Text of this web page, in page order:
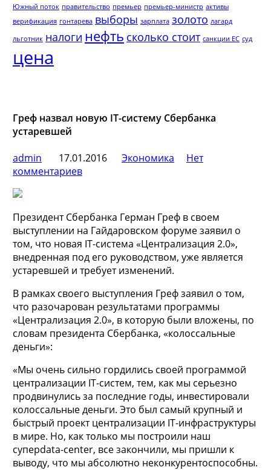
Южный поток правительство премьер премьер-министр активы
верификация гонтарева выборы зарплата золото лагард
льготник налоги нефть сколько стоит санкции ЕС суд
цена
Греф назвал новую IT-систему Сбербанка
устаревшей
admin
17.01.2016 Экономика
Нет
комментариев
Президент Сбербанка Герман Греф в своем
выступлении на Гайдаровском форуме заявил о
том, что новая IT-система «Централизация 2.0»,
внедренная под его руководством, уже является
устаревшей и требует изменений.
В рамках своего выступления Греф заявил о том,
что разочарован результатами программы
«Централизация 2.0», в которую были вложены, по
словам президента Сбербанка, «колоссальные
деньги»:
«Мы очень сильно гордились своей программой
централизации IT-систем, тем, как мы серьезно
продвинулись за последние годы, инвестировали
колоссальные деньги. Это был самый крупный и
быстрый проект централизации IT-инфраструктуры
в мире. Но, как только мы построили наш
суперdata-center, все закончили, мы пришли к
выводу, что мы абсолютно неконкурентоспособны.